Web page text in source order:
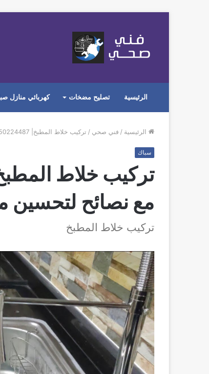
الرئيسية تصليح مضخات كهربائي منازل
الرئيسية / فني صحي / تركيب خلاط المطبخ| 50224487‬ دليل شامل مع نصائح لتحسين مطبخك
سباك
مع نصائح
تركيب خلاط المطبخ